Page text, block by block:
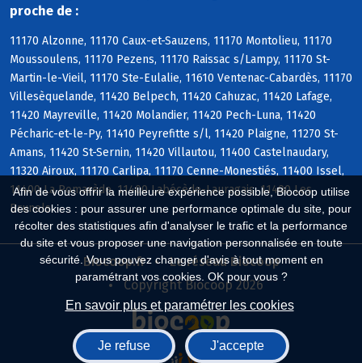
Afin de vous offrir la meilleure expérience possible, Biocoop utilise
des cookies : pour assurer une performance optimale du site, pour
récolter des statistiques afin d'analyser le trafic et la performance
du site et vous proposer une navigation personnalisée en toute
sécurité. Vous pouvez changer d'avis à tout moment en
paramétrant vos cookies. OK pour vous ?
En savoir plus et paramétrer les cookies
Je refuse J'accepte
proche de :
11170 Alzonne, 11170 Caux-et-Sauzens, 11170 Montolieu, 11170
Moussoulens, 11170 Pezens, 11170 Raissac s/Lampy, 11170 St-
Martin-le-Vieil, 11170 Ste-Eulalie, 11610 Ventenac-Cabardès, 11170
Villesèquelande, 11420 Belpech, 11420 Cahuzac, 11420 Lafage,
11420 Mayreville, 11420 Molandier, 11420 Pech-Luna, 11420
Pécharic-et-le-Py, 11410 Peyrefitte s/l, 11420 Plaigne, 11270 St-
Amans, 11420 St-Sernin, 11420 Villautou, 11400 Castelnaudary,
11320 Airoux, 11170 Carlipa, 11170 Cenne-Monestiés, 11400 Issel,
11400 La Pomarède, 11400 Labécède-Lauragais, 11400 Les
Brunels
Biocoop.fr
Le réseau Biocoop
Copyright Biocoop 2026